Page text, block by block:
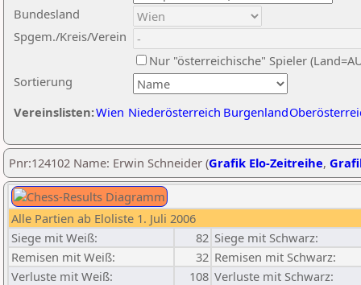
Sortierung
Bundesland
Spgem./Kreis/Verein
Nur "österreichische" Spieler
Vereinslisten:Wien Niederösterreich Burgenland
Pnr:124102 Name: Erwin Schneider (Grafik Elo-Zeitreihe,
Alle Partien ab Eloliste 1. Juli 2006
Siege mit Weiß:
82 Siege mit Schwarz:
Remisen mit Weiß:
32 Remisen mit Schwarz:
Verluste mit Weiß:
108 Verluste mit Schwarz: